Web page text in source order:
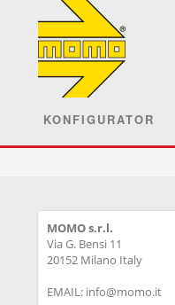
KONFIGURATOR
MOMO s.r.l.
Via G. Bensi 11
20152 Milano Italy
EMAIL: info@momo.it